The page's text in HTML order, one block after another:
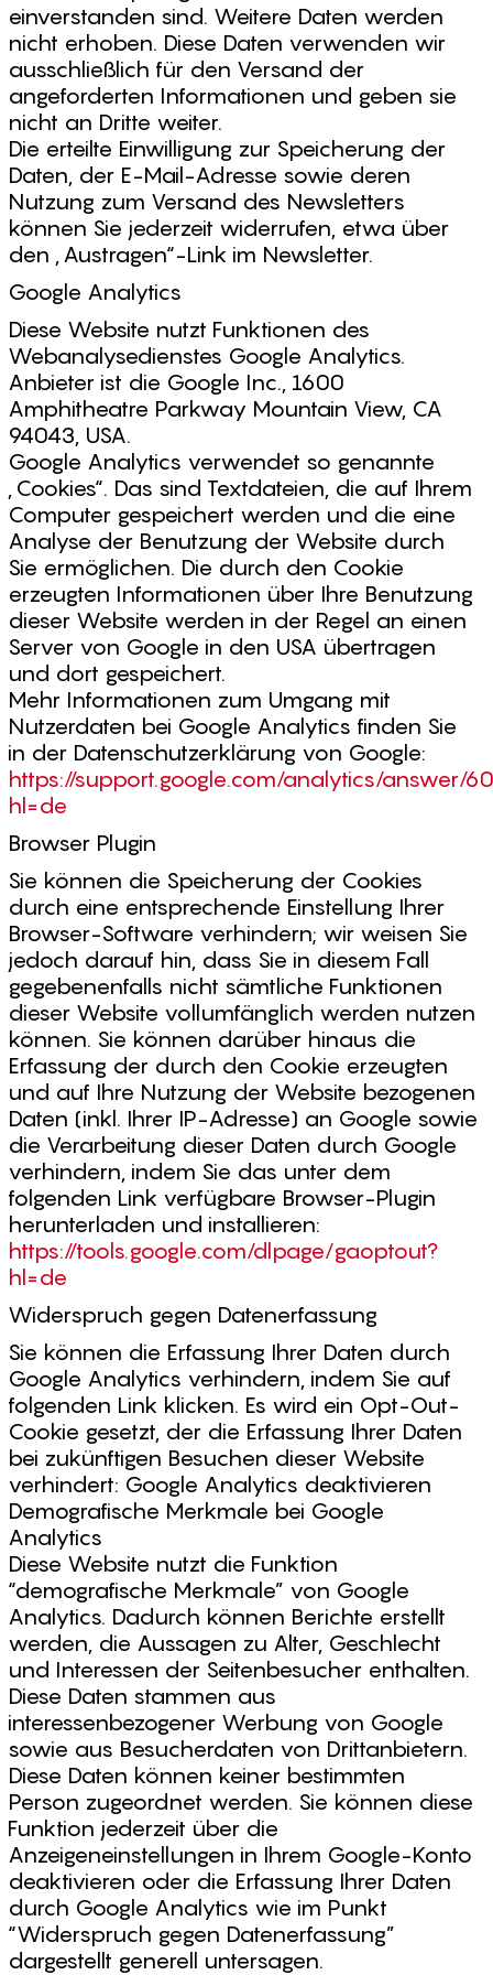
einverstanden sind. Weitere Daten werden
nicht erhoben. Diese Daten verwenden wir
ausschließlich für den Versand der
angeforderten Informationen und geben sie
nicht an Dritte weiter.
Die erteilte Einwilligung zur Speicherung der
Daten, der E-Mail-Adresse sowie deren
Nutzung zum Versand des Newsletters
können Sie jederzeit widerrufen, etwa über
den „Austragen“-Link im Newsletter.
Google Analytics
Diese Website nutzt Funktionen des
Webanalysedienstes Google Analytics.
Anbieter ist die Google Inc., 1600
Amphitheatre Parkway Mountain View, CA
94043, USA.
Google Analytics verwendet so genannte
„Cookies“. Das sind Textdateien, die auf Ihrem
Computer gespeichert werden und die eine
Analyse der Benutzung der Website durch
Sie ermöglichen. Die durch den Cookie
erzeugten Informationen über Ihre Benutzung
dieser Website werden in der Regel an einen
Server von Google in den USA übertragen
und dort gespeichert.
Mehr Informationen zum Umgang mit
Nutzerdaten bei Google Analytics finden Sie
in der Datenschutzerklärung von Google:
https://support.google.com/analytics/answer/
hl=de
Browser Plugin
Sie können die Speicherung der Cookies
durch eine entsprechende Einstellung Ihrer
Browser-Software verhindern; wir weisen Sie
jedoch darauf hin, dass Sie in diesem Fall
gegebenenfalls nicht sämtliche Funktionen
dieser Website vollumfänglich werden nutzen
können. Sie können darüber hinaus die
Erfassung der durch den Cookie erzeugten
und auf Ihre Nutzung der Website bezogenen
Daten (inkl. Ihrer IP-Adresse) an Google sowie
die Verarbeitung dieser Daten durch Google
verhindern, indem Sie das unter dem
folgenden Link verfügbare Browser-Plugin
herunterladen und installieren:
https://tools.google.com/dlpage/gaoptout?
hl=de
Widerspruch gegen Datenerfassung
Sie können die Erfassung Ihrer Daten durch
Google Analytics verhindern, indem Sie auf
folgenden Link klicken. Es wird ein Opt-Out-
Cookie gesetzt, der die Erfassung Ihrer Daten
bei zukünftigen Besuchen dieser Website
verhindert: Google Analytics deaktivieren
Demografische Merkmale bei Google
Analytics
Diese Website nutzt die Funktion
“demografische Merkmale” von Google
Analytics. Dadurch können Berichte erstellt
werden, die Aussagen zu Alter, Geschlecht
und Interessen der Seitenbesucher enthalten.
Diese Daten stammen aus
interessenbezogener Werbung von Google
sowie aus Besucherdaten von Drittanbietern.
Diese Daten können keiner bestimmten
Person zugeordnet werden. Sie können diese
Funktion jederzeit über die
Anzeigeneinstellungen in Ihrem Google-Konto
deaktivieren oder die Erfassung Ihrer Daten
durch Google Analytics wie im Punkt
“Widerspruch gegen Datenerfassung”
dargestellt generell untersagen.